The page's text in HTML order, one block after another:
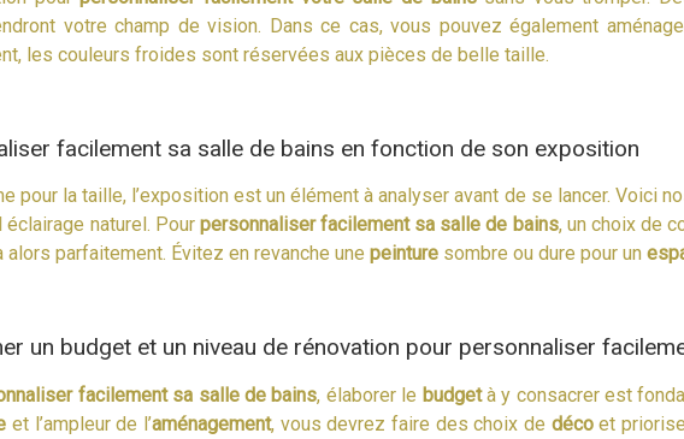
votre champ de vision. Dans ce cas, vous pouvez également
les couleurs froides sont réservées aux pièces de belle taille.
facilement sa salle de bains en fonction de son exposition
pour la taille, l’exposition est un élément à analyser avant de se lancer. Voici
éclairage naturel. Pour personnaliser facilement sa salle de bains, un choix de
alors parfaitement. Évitez en revanche une peinture sombre ou dure pour un
un budget et un niveau de rénovation pour personnaliser
facilement sa salle de bains, élaborer le budgetà y consacrer est
et l’ampleur de l’aménagement, vous devrez faire des choix de décoet